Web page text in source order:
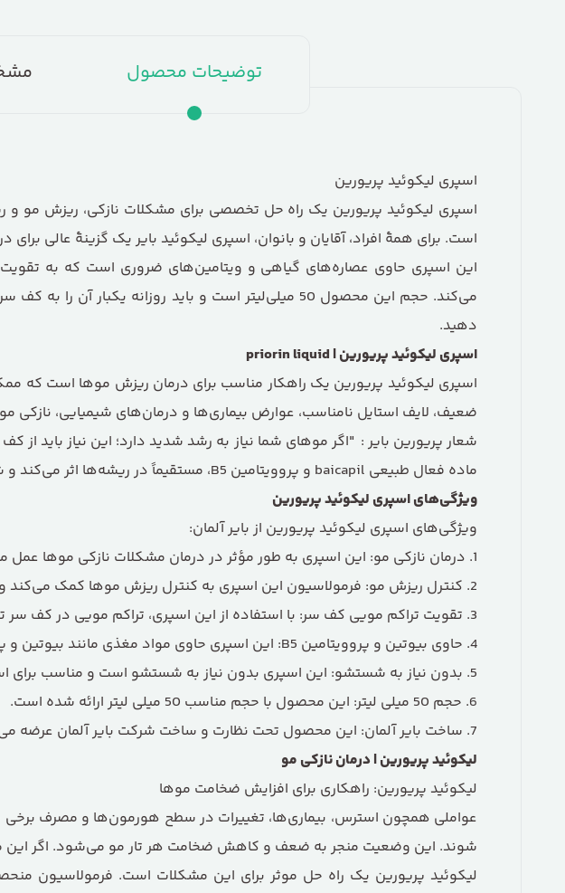
توضیحات محصول
اسپری لیکوئید پریورین
اسپری لیکوئید پریورین یک راه حل تخصصی برای مشکلات نازکی، ریزش مو
است. برای همهٔ افراد، آقایان و بانوان، اسپری لیکوئید بایر یک گزینهٔ عالی
این اسپری حاوی عصاره‌های گیاهی و ویتامین‌های ضروری است که به
دهید.
اسپری لیکوئید پریورین| priorin liquid
اسپری لیکوئید پریورین یک راهکار مناسب برای درمان ریزش موها است که
ضعیف، لایف استایل نامناسب، عوارض بیماری‌ها و درمان‌های شیمیایی، نازکی
شعار پریورین بایر : "اگر موهای شما نیاز به رشد شدید دارد؛ این نیاز باید
ماده فعال طبیعی baicapil و پروویتامین B5، مستقیماً در ریشه‌ها اثر می‌کند و شاهد موهای پرپشت تنها پس از 12 هفته خواهید بود."
ویژگی‌های اسپری لیکوئید پریورین
ویژگی‌های اسپری لیکوئید پریورین از بایر آلمان:
1. درمان نازکی مو: این اسپری به طور مؤثر در درمان مشکلات نازکی موها عمل می‌کند و ضخامت آنها را از ریشه افزایش می‌دهد.
2. کنترل ریزش مو: فرمولاسیون این اسپری به کنترل ریزش موها کمک می‌کند و باعث افزایش رشد موها می‌شود.
3. تقویت تراکم مویی کف سر: با استفاده از این اسپری، تراکم مویی در کف سر تقویت می‌شود و گردش خون مویرگی افزایش می‌یابد.
4. حاوی بیوتین و پروویتامین B5: این اسپری حاوی مواد مغذی مانند بیوتین و پروویتامین B5 است که به سلامتی موها کمک می‌کنند.
5. بدون نیاز به شستشو: این اسپری بدون نیاز به شستشو است و مناسب برای استفاده روزانه یکبار است.
6. حجم 50 میلی لیتر: این محصول با حجم مناسب 50 میلی لیتر ارائه شده است.
7. ساخت بایر آلمان: این محصول تحت نظارت و ساخت شرکت بایر آلمان عرضه می‌شود.
لیکوئید پریورین | درمان نازکی مو
لیکوئید پریورین: راهکاری برای افزایش ضخامت موها
عواملی همچون استرس، بیماری‌ها، تغییرات در سطح هورمون‌ها و مصرف
شوند. این وضعیت منجر به ضعف و کاهش ضخامت هر تار مو می‌شود. اگر این